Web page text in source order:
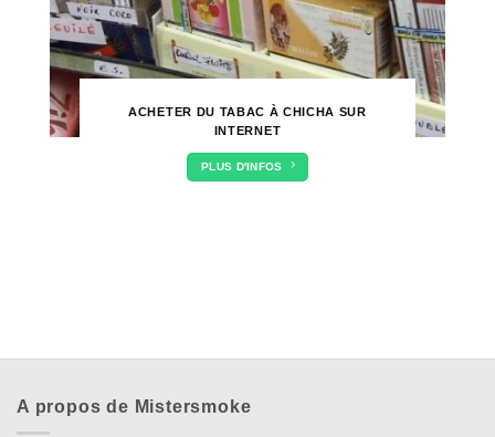
ACHETER DU TABAC À CHICHA SUR
INTERNET
PLUS D'INFOS
A propos de Mistersmoke